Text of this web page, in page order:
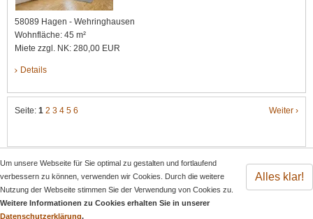
58089 Hagen - Wehringhausen
Wohnfläche: 45 m²
Miete zzgl. NK: 280,00 EUR
Details
Seite: 1 2 3 4 5 6 Weiter ›
© 2026 Knipping & Grümer Immobilien GmbH – Internetagentur:
Um unsere Webseite für Sie optimal zu gestalten und fortlaufend
verbessern zu können, verwenden wir Cookies. Durch die weitere
Nutzung der Webseite stimmen Sie der Verwendung von Cookies zu.
Weitere Informationen zu Cookies erhalten Sie in unserer
Datenschutzerklärung.
Alles klar!